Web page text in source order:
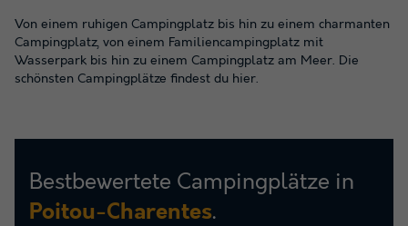
Von einem ruhigen Campingplatz bis hin zu einem charmanten
Campingplatz, von einem Familiencampingplatz mit
Wasserpark bis hin zu einem Campingplatz am Meer. Die
schönsten Campingplätze findest du hier.
Bestbewertete Campingplätze in
Poitou-Charentes.